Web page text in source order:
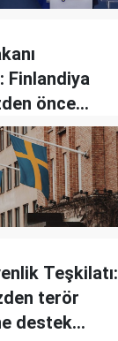
Finlandiya
önce
Teşkilatı:
terör
destek